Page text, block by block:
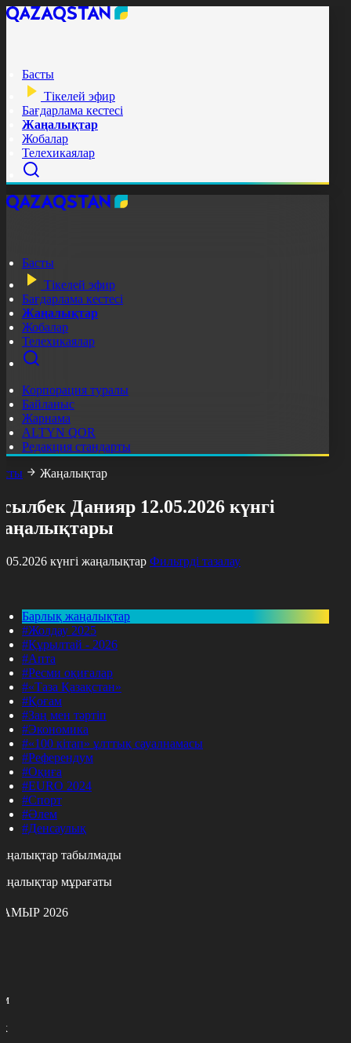
Басты
Тікелей эфир
Бағдарлама кестесі
Жаңалықтар
Жобалар
Телехикаялар
Басты
Тікелей эфир
Бағдарлама кестесі
Жаңалықтар
Жобалар
Телехикаялар
Корпорация туралы
Байланыс
Жарнама
ALTYN QOR
Редакция стандарты
Жаңалықтар
Данияр 12.05.2026 күнгі
күнгі жаңалықтар Фильтрді тазалау
Барлық жаңалықтар
#Жолдау 2025
#Құрылтай - 2026
#Апта
#Ресми оқиғалар
#«Таза Қазақстан»
#Қоғам
#Заң мен тәртіп
#Экономика
#«100 кітап» ұлттық сауалнамасы
#Референдум
#Оқиға
#EURO 2024
#Спорт
#Әлем
#Денсаулық
табылмады
мұрағаты
2026